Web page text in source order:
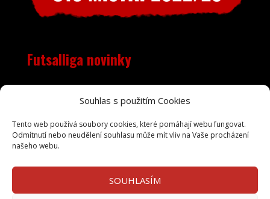
Souhlas s použitím Cookies
Tento web používá soubory cookies, které pomáhají webu fungovat.
Odmítnutí nebo neudělení souhlasu může mít vliv na Vaše procházení
našeho webu.
SOUHLASÍM
Futsalliga novinky
Objevila se nečekaná chyba, RSS zdroj je pravděpodobně
mimo provoz. Zkuste to prosím později.